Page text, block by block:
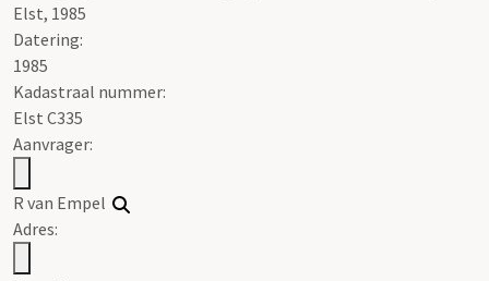
Elst, 1985
Datering:
1985
Kadastraal nummer:
Elst C335
Aanvrager:
R van Empel
Adres: